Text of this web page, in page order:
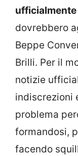
ufficialmente
dovrebbero
Beppe
Brilli. Per il
notizie
indiscrezioni
problema
formandosi,
facendo